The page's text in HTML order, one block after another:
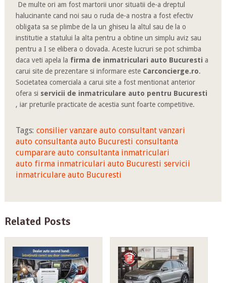
De multe ori am fost martorii unor situatii de-a dreptul
halucinante cand noi sau o ruda de-a nostra a fost efectiv
obligata sa se plimbe de la un ghiseu la altul sau de la o
institutie a statului la alta pentru a obtine un simplu aviz sau
pentru a I se elibera o dovada. Aceste lucruri se pot schimba
daca veti apela la firma de inmatriculari auto Bucuresti a
carui site de prezentare si informare este Carconcierge.ro.
Societatea comerciala a carui site a fost mentionat anterior
ofera si servicii de inmatriculare auto pentru Bucuresti
, iar preturile practicate de acestia sunt foarte competitive.
Tags: consilier vanzare auto consultant vanzari
auto consultanta auto Bucuresti consultanta
cumparare auto consultanta inmatriculari
auto firma inmatriculari auto Bucuresti servicii
inmatriculare auto Bucuresti
Related Posts